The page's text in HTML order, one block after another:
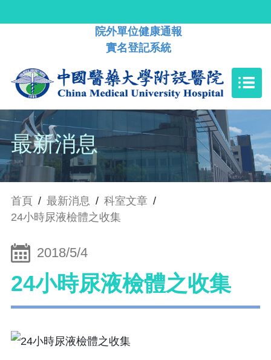
院外單位健康通報
實名登記系統
最新消息
首頁 / 最新消息 / 科室文章 /
24小時尿液檢體之收集
2018/5/4
24小時尿液檢體之收集